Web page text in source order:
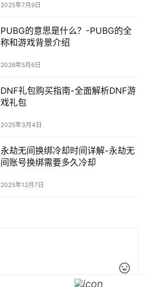
2025年7月9日
PUBG的意思是什么？-PUBG的全
称和游戏背景介绍
2026年5月6日
DNF礼包购买指南-全面解析DNF游
戏礼包
2025年3月4日
永劫无间换绑冷却时间详解-永劫无
间账号换绑需要多久冷却
2025年12月7日